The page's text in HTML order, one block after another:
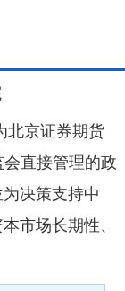
北京证券期货
直接管理的政
决策支持中
市场长期性、